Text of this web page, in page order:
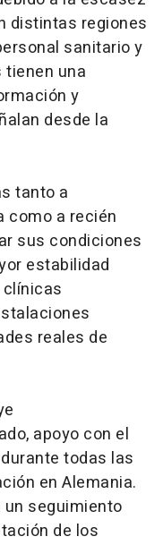
distintas regiones
sanitario y
una
y
desde la
tanto a
como a recién
sus condiciones
estabilidad
reales de
apoyo con el
todas las
en Alemania.
un seguimiento
de los